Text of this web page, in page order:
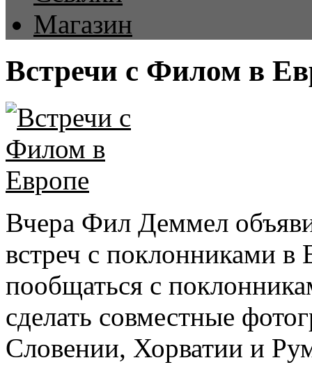
Магазин
Встречи с Филом в
Вчера Фил Деммел
встреч с поклонниками в
пообщаться с
сделать совместные
Словении, Хорватии и